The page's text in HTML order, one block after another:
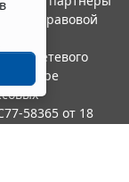
правовой
сетевого
в сфере
58365 от 18